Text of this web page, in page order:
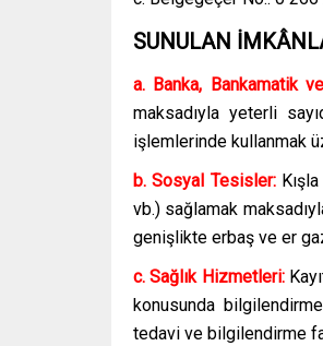
SUNULAN
a. Banka, Bankamatik
maksadıyla yeterli
işlemlerinde kullanmak
b. Sosyal Tesisler:Kışla
vb.) sağlamak
genişlikte erbaş ve er
c. Sağlık Hizmetleri:
konusunda
tedavi ve bilgilendirme